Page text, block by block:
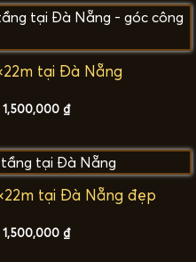
1,500,000 ₫.
tại Đà Nẵng
Giá
gốc
1,500,000 ₫Giá
hiện
1,500,000 ₫.
tại Đà Nẵng đẹp
Giá
gốc
1,500,000 ₫Giá
hiện